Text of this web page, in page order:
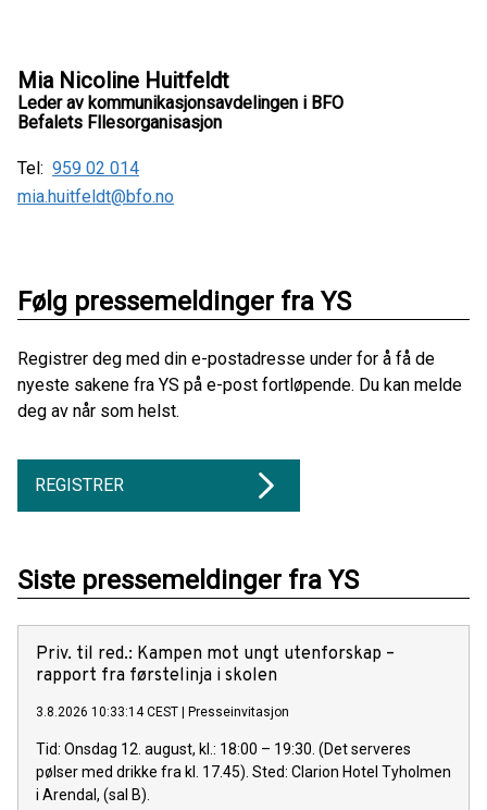
Mia Nicoline Huitfeldt
Leder av kommunikasjonsavdelingen i BFO
Befalets Fllesorganisasjon
Tel: 959 02 014
mia.huitfeldt@bfo.no
Følg pressemeldinger fra YS
Registrer deg med din e-postadresse under for å få de
nyeste sakene fra YS på e-post fortløpende. Du kan melde
deg av når som helst.
REGISTRER
Siste pressemeldinger fra YS
Priv. til red.: Kampen mot ungt utenforskap –
rapport fra førstelinja i skolen
3.8.2026 10:33:14 CEST Presseinvitasjon
Tid: Onsdag 12. august, kl.: 18:00 – 19:30. (Det serveres
pølser med drikke fra kl. 17.45). Sted: Clarion Hotel Tyholmen
i Arendal, (sal B).